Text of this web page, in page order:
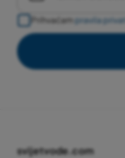
Prihvaćam pravila
svijetvode.com